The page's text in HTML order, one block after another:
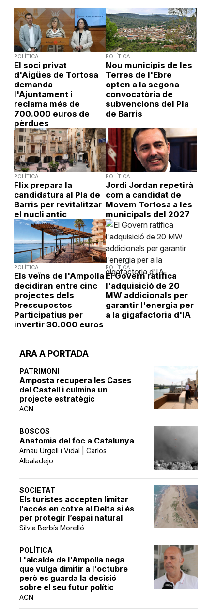
ARA A PORTADA
PATRIMONI
Amposta recupera les Cases
del Castell i culmina un
projecte estratègic
ACN
BOSCOS
Anatomia del foc a Catalunya
Arnau Urgell i Vidal | Carlos
Albaladejo
SOCIETAT
Els turistes accepten limitar
l’accés en cotxe al Delta si és
per protegir l’espai natural
Sílvia Berbís Morelló
POLÍTICA
L'alcalde de l'Ampolla nega
que vulga dimitir a l'octubre
però es guarda la decisió
sobre el seu futur polític
ACN
POLÍTICA
El soci privat
d'Aigües de Tortosa
demanda
l'Ajuntament i
reclama més de
700.000 euros de
pèrdues
POLÍTICA
Nou municipis de les
Terres de l'Ebre
opten a la segona
convocatòria de
subvencions del Pla
de Barris
POLÍTICA
Flix prepara la
candidatura al Pla de
Barris per revitalitzar
el nucli antic
POLÍTICA
Jordi Jordan repetirà
com a candidat de
Movem Tortosa a les
municipals del 2027
POLÍTICA
Els veïns de l'Ampolla
decidiran entre cinc
projectes dels
Pressupostos
Participatius per
invertir 30.000 euros
POLÍTICA
El Govern ratifica
l'adquisició de 20
MW addicionals per
garantir l'energia per
a la gigafactoria d'IA